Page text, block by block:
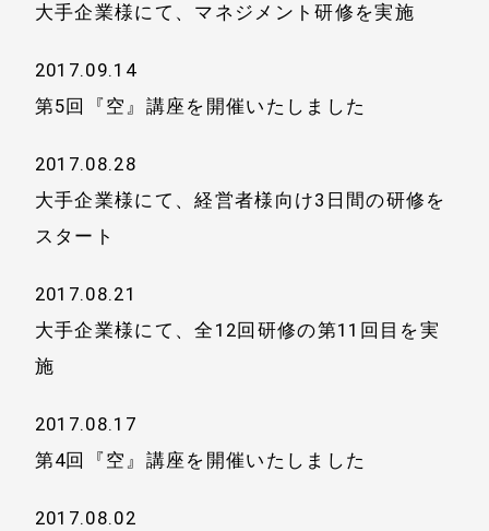
大手企業様にて、マネジメント研修を実施
2017.09.14
第5回『空』講座を開催いたしました
2017.08.28
大手企業様にて、経営者様向け3日間の研修を
スタート
2017.08.21
大手企業様にて、全12回研修の第11回目を実
施
2017.08.17
第4回『空』講座を開催いたしました
2017.08.02